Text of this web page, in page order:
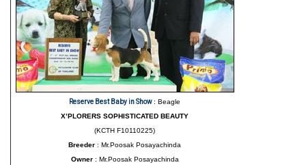
Reserve Best Baby in Show: Beagle
X’PLORERS SOPHISTICATED BEAUTY
(KCTH F10110225)
Breeder : Mr.Poosak Posayachinda
Owner : Mr.Poosak Posayachinda